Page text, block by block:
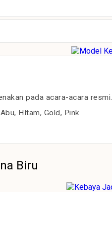
pada acara-acara resmi.
HItam, Gold, Pink
Biru